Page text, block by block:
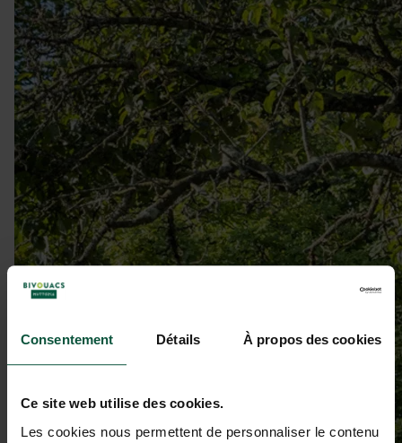
Consentement Détails À propos des cookies
Ce site web utilise des cookies.
Les cookies nous permettent de personnaliser le contenu